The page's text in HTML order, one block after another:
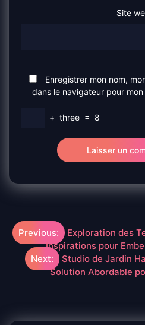
Site
Enregistrer mon nom,
dans le navigateur pour
+ three = 8
Navigation
de
l’article
Previous:
Exploration des
Inspirations pour
Next:
Studio de Jardin
Solution Abordable